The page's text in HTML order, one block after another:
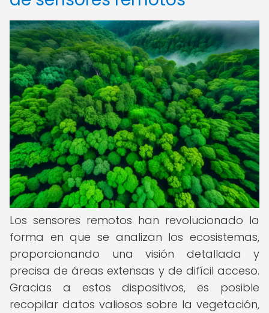
Los sensores remotos han revolucionado la
forma en que se analizan los ecosistemas,
proporcionando una visión detallada y
precisa de áreas extensas y de difícil acceso.
Gracias a estos dispositivos, es posible
recopilar datos valiosos sobre la vegetación,